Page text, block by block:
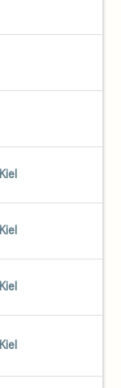
Kiel
Kiel
Kiel
Kiel